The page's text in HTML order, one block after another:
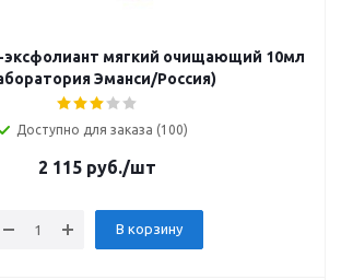
эксфолиант мягкий очищающий 10мл
Эманси/Россия)
Доступно для заказа (100)
2 115 руб./шт
В корзину